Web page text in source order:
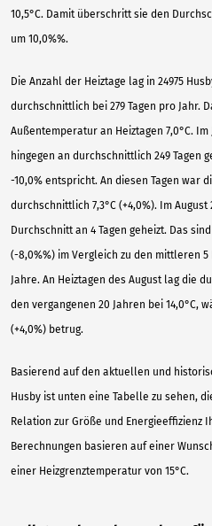
10,5°C. Damit überschritt sie den
um 10,0%%.
Die Anzahl der Heiztage lag in 24975
durchschnittlich bei 279 Tagen pro Jahr.
Außentemperatur an Heiztagen 7,0°C. Im
hingegen an durchschnittlich 249 Tagen
-10,0% entspricht. An diesen Tagen war
durchschnittlich 7,3°C (+4,0%). Im August
Durchschnitt an 4 Tagen geheizt. Das
(-8,0%%) im Vergleich zu den mittleren
Jahre. An Heiztagen des August lag die
den vergangenen 20 Jahren bei 14,0°C,
(+4,0%) betrug.
Basierend auf den aktuellen und
Husby ist unten eine Tabelle zu sehen,
Relation zur Größe und Energieeffizienz
Berechnungen basieren auf einer
einer Heizgrenztemperatur von 15°C.